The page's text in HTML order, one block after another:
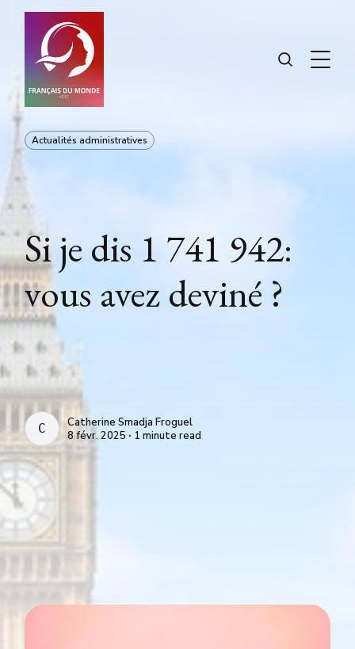
Actualités administratives
Si je dis 1 741 942:
vous avez deviné ?
CATHERINE SMADJA FROGUEL
Catherine Smadja Froguel
8 févr. 2025 ∙ 1 minute read